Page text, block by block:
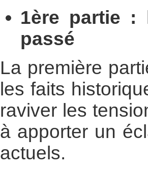
1ère partie :
passé
La première
les faits
raviver les
à apporter un
actuels.